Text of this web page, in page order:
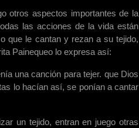
otros aspectos importantes de la
las acciones de la vida están
que le cantan y rezan a su tejido,
Painequeo lo expresa así:
una canción para tejer. que Dios
lo hacían así, se ponían a cantar
un tejido, entran en juego otras